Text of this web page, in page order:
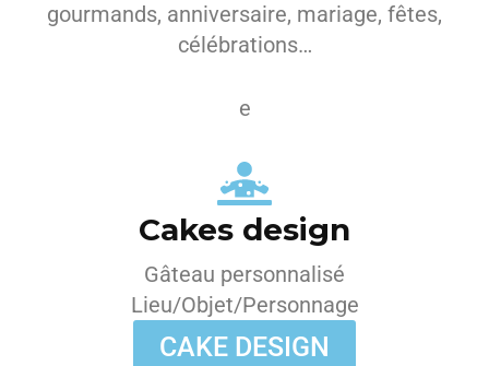
gourmands, anniversaire, mariage, fêtes,
célébrations…
e
Cakes design
Gâteau personnalisé
Lieu/Objet/Personnage
CAKE DESIGN